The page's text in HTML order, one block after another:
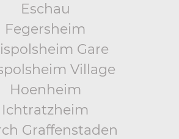
Eschau
Fegersheim
Gare
Village
Hoenheim
Ichtratzheim
Graffenstaden